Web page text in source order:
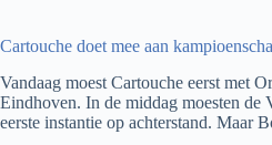
Cartouche doet mee aan
Vandaag moest Cartouche eerst met
Eindhoven. In de middag moesten de
eerste instantie op achterstand. Maar